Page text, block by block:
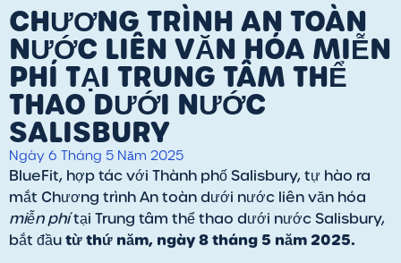
CHƯƠNG TRÌNH AN TOÀN
NƯỚC LIÊN VĂN HÓA MIỄN
PHÍ TẠI TRUNG TÂM THỂ
THAO DƯỚI NƯỚC
SALISBURY
Ngày 6 Tháng 5 Năm 2025
BlueFit, hợp tác với Thành phố Salisbury, tự hào ra
mắt Chương trình An toàn dưới nước liên văn hóa
miễn phítại Trung tâm thể thao dưới nước Salisbury,
bắt đầutừ thứ năm, ngày 8 tháng 5 năm 2025.